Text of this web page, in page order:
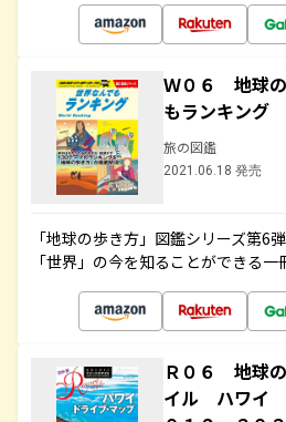
Ｗ０６ 地球の
もランキング
旅の図鑑
2021.06.18 発売
「地球の歩き方」図鑑シリーズ第6
「世界」の今を知ることができる一
Ｒ０６ 地球
イル ハワイ